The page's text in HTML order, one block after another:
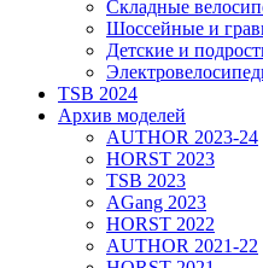
Складные
Шоссейные и
Детские и
TSB 2024
Архив моделей
AUTHOR 2023-24
HORST 2023
TSB 2023
AGang 2023
HORST 2022
AUTHOR 2021-22